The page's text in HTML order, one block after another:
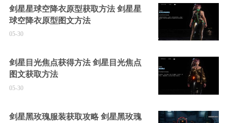
剑星星球空降衣原型获取方法 剑星星
球空降衣原型图文方法
05-30
剑星目光焦点获得方法 剑星目光焦点
图文获取方法
05-30
剑星黑玫瑰服装获取攻略 剑星黑玫瑰